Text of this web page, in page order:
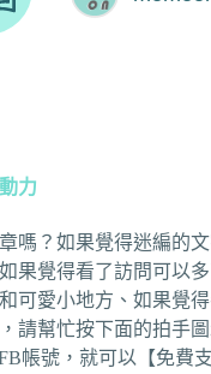
力
嗎？如果覺得迷編的
果覺得看了訪問可以
可愛小地方、如果覺
請幫忙按下面的拍手
帳號，就可以【免費